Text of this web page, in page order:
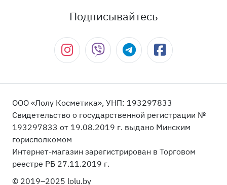
Подписывайтесь
ООО «Лолу Косметика», УНП: 193297833
Свидетельство о государственной регистрации №
193297833 от 19.08.2019 г. выдано Минским
горисполкомом
Интернет-магазин зарегистрирован в Торговом
реестре РБ 27.11.2019 г.
© 2019–2025 lolu.by